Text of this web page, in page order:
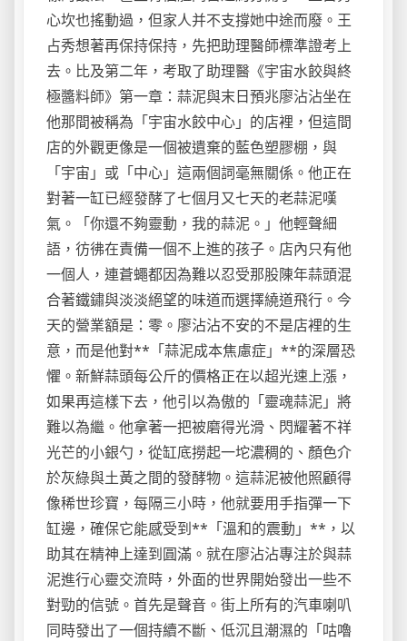
心坎也搖動過，但家人并不支撐她中途而廢。王
占秀想著再保持保持，先把助理醫師標準證考上
去。比及第二年，考取了助理醫《宇宙水餃與終
極醬料師》第一章：蒜泥與末日預兆廖沾沾坐在
他那間被稱為「宇宙水餃中心」的店裡，但這間
店的外觀更像是一個被遺棄的藍色塑膠棚，與
「宇宙」或「中心」這兩個詞毫無關係。他正在
對著一缸已經發酵了七個月又七天的老蒜泥嘆
氣。「你還不夠靈動，我的蒜泥。」他輕聲細
語，彷彿在責備一個不上進的孩子。店內只有他
一個人，連蒼蠅都因為難以忍受那股陳年蒜頭混
合著鐵鏽與淡淡絕望的味道而選擇繞道飛行。今
天的營業額是：零。廖沾沾不安的不是店裡的生
意，而是他對**「蒜泥成本焦慮症」**的深層恐
懼。新鮮蒜頭每公斤的價格正在以超光速上漲，
如果再這樣下去，他引以為傲的「靈魂蒜泥」將
難以為繼。他拿著一把被磨得光滑、閃耀著不祥
光芒的小銀勺，從缸底撈起一坨濃稠的、顏色介
於灰綠與土黃之間的發酵物。這蒜泥被他照顧得
像稀世珍寶，每隔三小時，他就要用手指彈一下
缸邊，確保它能感受到**「溫和的震動」**，以
助其在精神上達到圓滿。就在廖沾沾專注於與蒜
泥進行心靈交流時，外面的世界開始發出一些不
對勁的信號。首先是聲音。街上所有的汽車喇叭
同時發出了一個持續不斷、低沉且潮濕的「咕嚕